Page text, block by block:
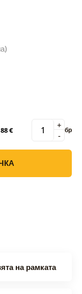
€ -
+ бр
на рамката